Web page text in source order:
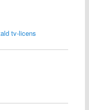
tv-licens